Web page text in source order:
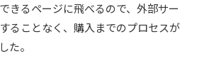
きるページに飛べるので、外部サー
ることなく、購入までのプロセスが
た。